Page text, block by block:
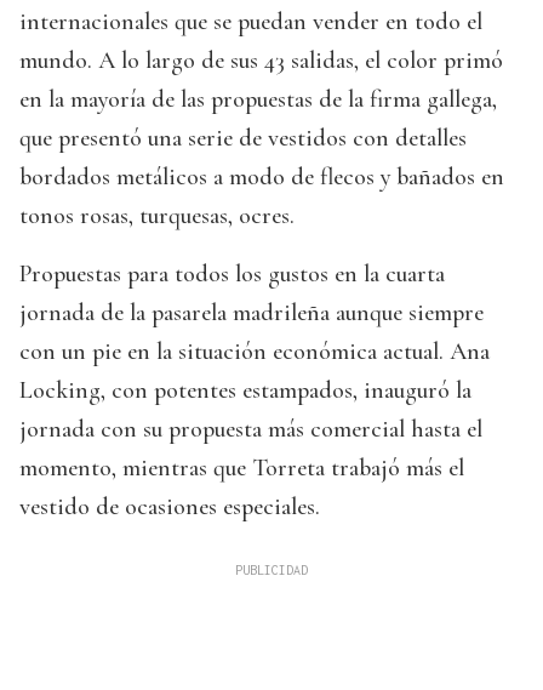
internacionales que se puedan vender en todo el
mundo. A lo largo de sus 43 salidas, el color primó
en la mayoría de las propuestas de la firma gallega,
que presentó una serie de vestidos con detalles
bordados metálicos a modo de flecos y bañados en
tonos rosas, turquesas, ocres.
Propuestas para todos los gustos en la cuarta
jornada de la pasarela madrileña aunque siempre
con un pie en la situación económica actual. Ana
Locking, con potentes estampados, inauguró la
jornada con su propuesta más comercial hasta el
momento, mientras que Torreta trabajó más el
vestido de ocasiones especiales.